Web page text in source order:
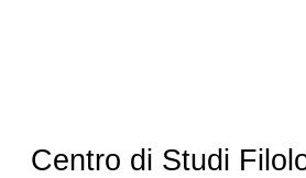
Centro di Studi